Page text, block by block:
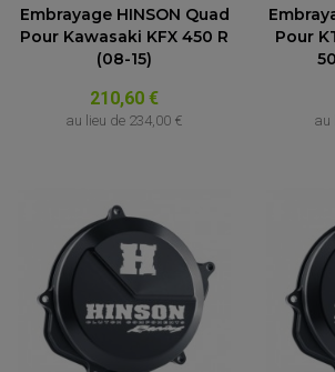
Embrayage HINSON Quad
Pour Kawasaki KFX 450 R
(08-15)
210,60 €
au lieu de 234,00 €
Pour
au